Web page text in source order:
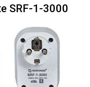
SRF-1-3000